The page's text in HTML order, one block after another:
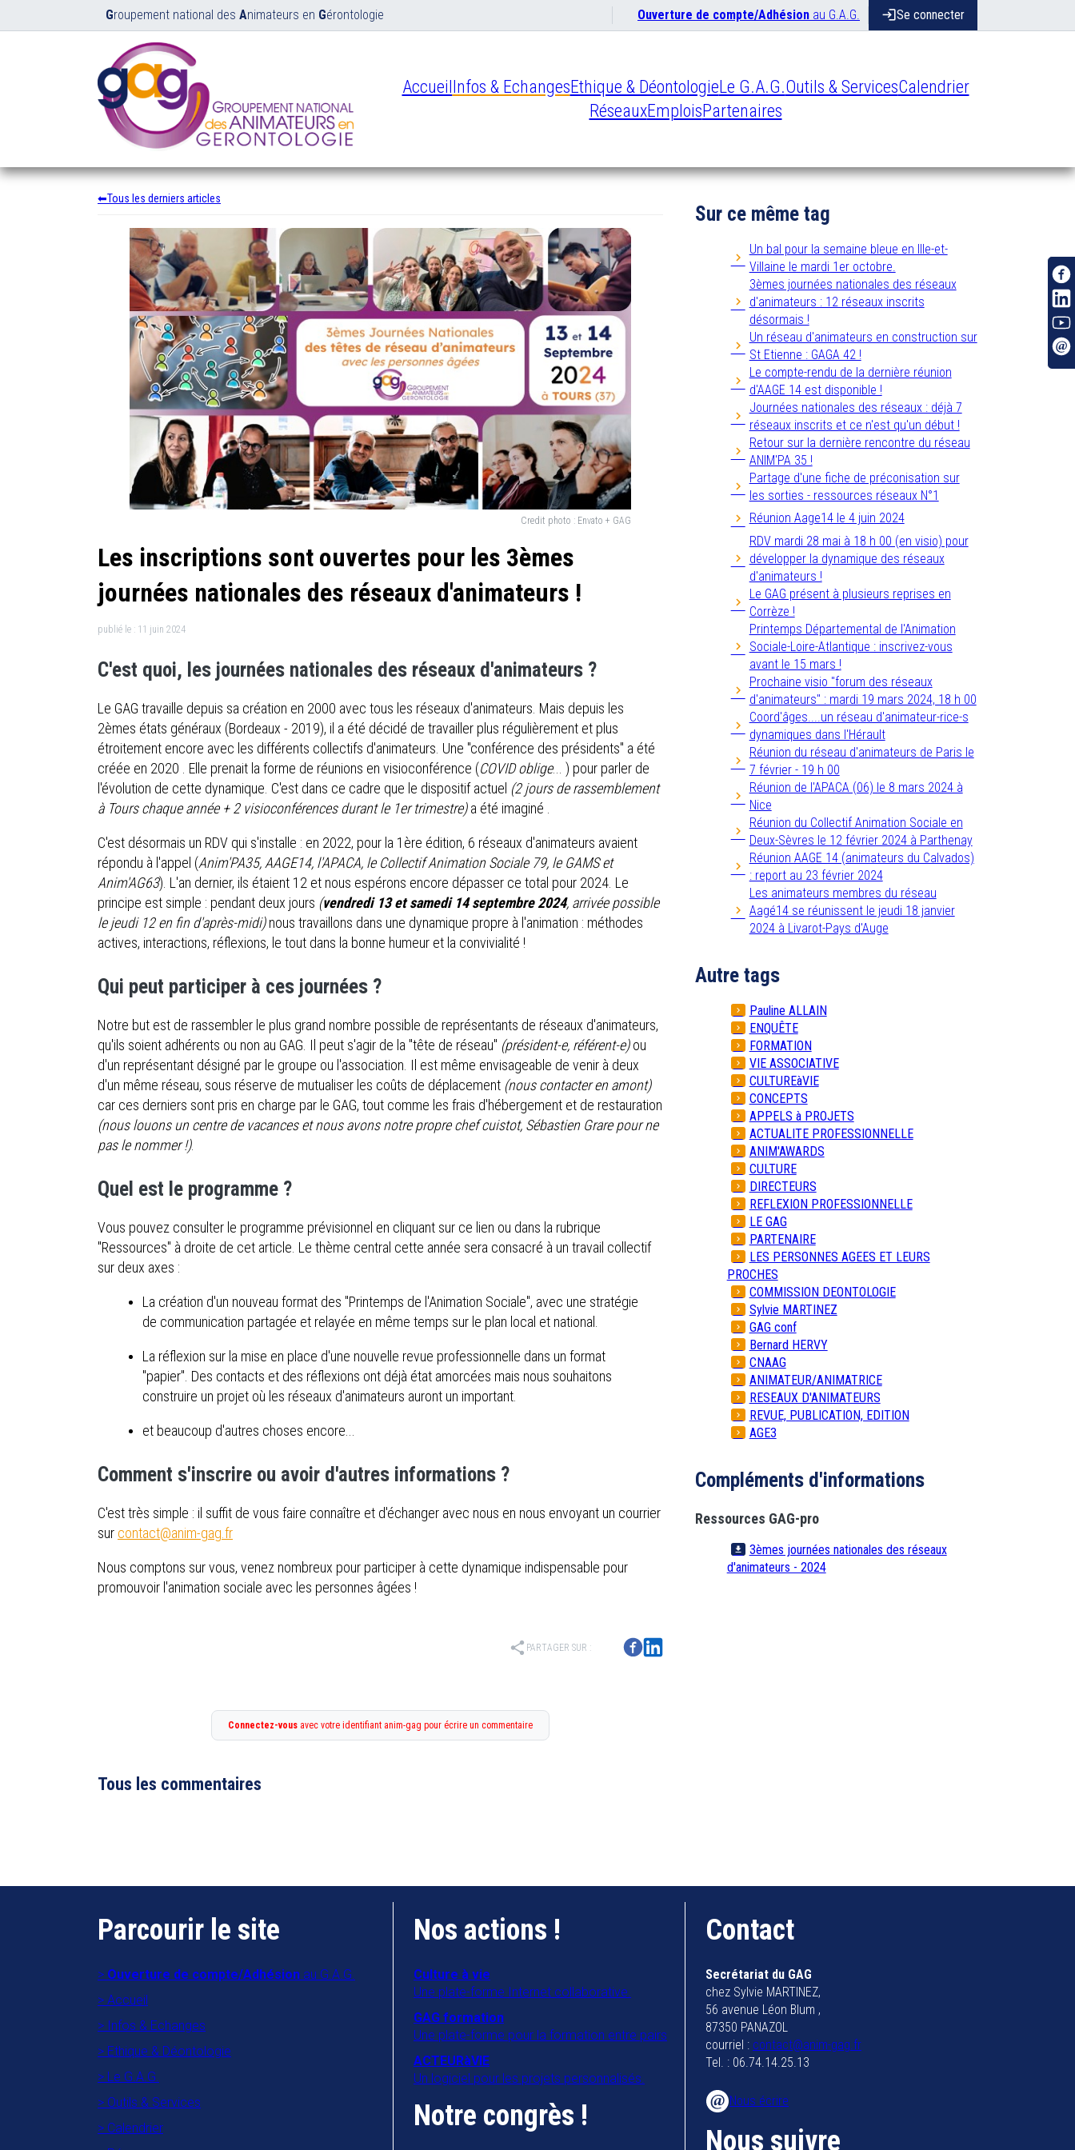
Groupement national des Animateurs en Gérontologie Ouverture de compte/Adhésion au G.A.G. loginSe connecter
AccueilInfos & EchangesEthique & DéontologieLe G.A.G.Outils & ServicesCalendrier
RéseauxEmploisPartenaires
Tous les derniers articles
Credit photo : Envato + GAG
Les inscriptions sont ouvertes pour les 3èmes
journées nationales des réseaux d'animateurs !
publié le : 11 juin 2024
C'est quoi, les journées nationales des réseaux d'animateurs ?
Le GAG travaille depuis sa création en 2000 avec tous les réseaux d'animateurs. Mais depuis les
2èmes états généraux (Bordeaux - 2019), il a été décidé de travailler plus régulièrement et plus
étroitement encore avec les différents collectifs d'animateurs. Une "conférence des présidents" a été
créée en 2020 . Elle prenait la forme de réunions en visioconférence (COVID oblige... ) pour parler de
l'évolution de cette dynamique. C'est dans ce cadre que le dispositif actuel (2 jours de rassemblement
à Tours chaque année + 2 visioconférences durant le 1er trimestre)a été imaginé .
C'est désormais un RDV qui s'installe : en 2022, pour la 1ère édition, 6 réseaux d'animateurs avaient
répondu à l'appel (Anim'PA35, AAGE14, l'APACA, le Collectif Animation Sociale 79, le GAMS et
Anim'AG63). L'an dernier, ils étaient 12 et nous espérons encore dépasser ce total pour 2024. Le
principe est simple : pendant deux jours (vendredi 13 et samedi 14 septembre 2024, arrivée possible
le jeudi 12 en fin d'après-midi)nous travaillons dans une dynamique propre à l'animation : méthodes
actives, interactions, réflexions, le tout dans la bonne humeur et la convivialité !
Qui peut participer à ces journées ?
Notre but est de rassembler le plus grand nombre possible de représentants de réseaux d'animateurs,
qu'ils soient adhérents ou non au GAG. Il peut s'agir de la "tête de réseau" (président-e, référent-e)ou
d'un représentant désigné par le groupe ou l'association. Il est même envisageable de venir à deux
d'un même réseau, sous réserve de mutualiser les coûts de déplacement (nous contacter en amont)
car ces derniers sont pris en charge par le GAG, tout comme les frais d'hébergement et de restauration
(nous louons un centre de vacances et nous avons notre propre chef cuistot, Sébastien Grare pour ne
pas le nommer !).
Quel est le programme ?
Vous pouvez consulter le programme prévisionnel en cliquant sur ce lien ou dans la rubrique
"Ressources" à droite de cet article. Le thème central cette année sera consacré à un travail collectif
sur deux axes :
La création d'un nouveau format des "Printemps de l'Animation Sociale", avec une stratégie
de communication partagée et relayée en même temps sur le plan local et national.
La réflexion sur la mise en place d'une nouvelle revue professionnelle dans un format
"papier". Des contacts et des réflexions ont déjà état amorcées mais nous souhaitons
construire un projet où les réseaux d'animateurs auront un important.
et beaucoup d'autres choses encore...
Comment s'inscrire ou avoir d'autres informations ?
C'est très simple : il suffit de vous faire connaître et d'échanger avec nous en nous envoyant un courrier
sur contact@anim-gag.fr
Nous comptons sur vous, venez nombreux pour participer à cette dynamique indispensable pour
promouvoir l'animation sociale avec les personnes âgées !
share PARTAGER SUR :
Connectez-vousavec votre identifiant anim-gag pour écrire un commentaire
Tous les commentaires
Sur ce même tag
Un bal pour la semaine bleue en Ille-et-
Villaine le mardi 1er octobre.
3èmes journées nationales des réseaux
d'animateurs : 12 réseaux inscrits
désormais !
Un réseau d'animateurs en construction sur
St Etienne : GAGA 42 !
Le compte-rendu de la dernière réunion
d'AAGE 14 est disponible !
Journées nationales des réseaux : déjà 7
réseaux inscrits et ce n'est qu'un début !
Retour sur la dernière rencontre du réseau
ANIM'PA 35 !
Partage d'une fiche de préconisation sur
les sorties - ressources réseaux N°1
Réunion Aage14 le 4 juin 2024
RDV mardi 28 mai à 18 h 00 (en visio) pour
développer la dynamique des réseaux
d'animateurs !
Le GAG présent à plusieurs reprises en
Corrèze !
Printemps Départemental de l'Animation
Sociale-Loire-Atlantique : inscrivez-vous
avant le 15 mars !
Prochaine visio "forum des réseaux
d'animateurs" : mardi 19 mars 2024, 18 h 00
Coord'âges....un réseau d'animateur-rice-s
dynamiques dans l'Hérault
Réunion du réseau d'animateurs de Paris le
7 février - 19 h 00
Réunion de l'APACA (06) le 8 mars 2024 à
Nice
Réunion du Collectif Animation Sociale en
Deux-Sèvres le 12 février 2024 à Parthenay
Réunion AAGE 14 (animateurs du Calvados)
: report au 23 février 2024
Les animateurs membres du réseau
Aagé14 se réunissent le jeudi 18 janvier
2024 à Livarot-Pays d'Auge
Autre tags
Pauline ALLAIN
ENQUÊTE
FORMATION
VIE ASSOCIATIVE
CULTUREàVIE
CONCEPTS
APPELS à PROJETS
ACTUALITE PROFESSIONNELLE
ANIM'AWARDS
CULTURE
DIRECTEURS
REFLEXION PROFESSIONNELLE
LE GAG
PARTENAIRE
LES PERSONNES AGEES ET LEURS
PROCHES
COMMISSION DEONTOLOGIE
Sylvie MARTINEZ
GAG conf
Bernard HERVY
CNAAG
ANIMATEUR/ANIMATRICE
RESEAUX D'ANIMATEURS
REVUE, PUBLICATION, EDITION
AGE3
Compléments d'informations
Ressources GAG-pro
3èmes journées nationales des réseaux
d'animateurs - 2024
Parcourir le site
Ouverture de compte/Adhésion au G.A.G.
Accueil
Infos & Echanges
Ethique & Déontologie
Le G.A.G.
Outils & Services
Calendrier
Nos actions !
Culture à vie
Une plate-forme Internet collaborative.
GAG formation
Une plate-forme pour la formation entre pairs
ACTEURàVIE
Un logiciel pour les projets personnalisés.
Notre congrès !
Contact
Secrétariat du GAG
chez Sylvie MARTINEZ,
56 avenue Léon Blum ,
87350 PANAZOL
courriel : contact@anim-gag.fr
Tel. : 06.74.14.25.13
Nous écrire
Nous suivre